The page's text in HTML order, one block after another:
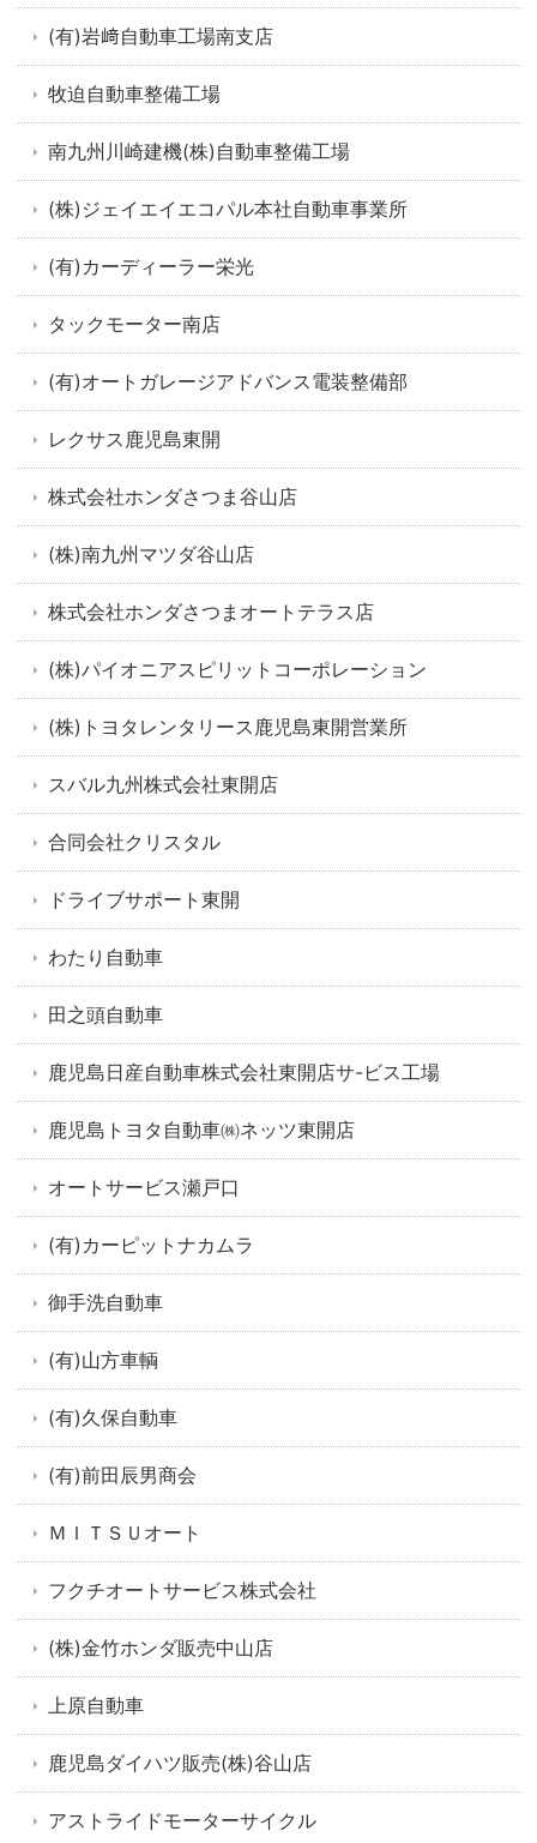
(有)岩﨑自動車工場南支店
牧迫自動車整備工場
南九州川崎建機(株)自動車整備工場
(株)ジェイエイエコパル本社自動車事業所
(有)カーディーラー栄光
タックモーター南店
(有)オートガレージアドバンス電装整備部
レクサス鹿児島東開
株式会社ホンダさつま谷山店
(株)南九州マツダ谷山店
株式会社ホンダさつまオートテラス店
(株)パイオニアスピリットコーポレーション
(株)トヨタレンタリース鹿児島東開営業所
スバル九州株式会社東開店
合同会社クリスタル
ドライブサポート東開
わたり自動車
田之頭自動車
鹿児島日産自動車株式会社東開店サ-ビス工場
鹿児島トヨタ自動車㈱ネッツ東開店
オートサービス瀬戸口
(有)カーピットナカムラ
御手洗自動車
(有)山方車輌
(有)久保自動車
(有)前田辰男商会
ＭＩＴＳＵオート
フクチオートサービス株式会社
(株)金竹ホンダ販売中山店
上原自動車
鹿児島ダイハツ販売(株)谷山店
アストライドモーターサイクル